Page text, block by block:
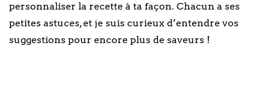
personnaliser la recette à ta façon. Chacun a ses
petites astuces, et je suis curieux d’entendre vos
suggestions pour encore plus de saveurs !